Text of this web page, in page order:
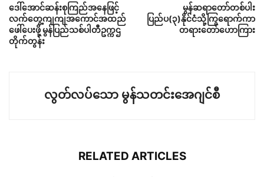
ဒေါ်အောင်ဆန်းစုကြည်အနေဖြင့်
လက်တွေ့ကျကျအကောင်အထည်
ဖေါ်ပေးဖို့ မွန်ပြည်သစ်ပါတီဥက္ကဌ
တိုက်တွန်း
မွန်ဆရာတော်တစ်ပါး
ပြည်ပ(၃)နိုင်ငံသို့ကြွရောက်ကာ
တရားတော်ဟောကြား
လွတ်လပ်သော မွန်သတင်းအေဂျင်စီ
RELATED ARTICLES